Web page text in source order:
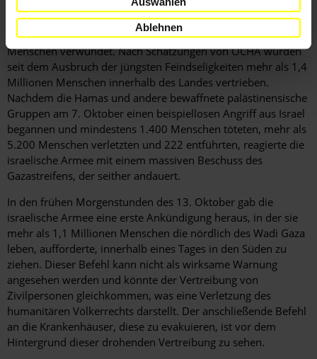
Ablehnen
während der israelischen Angriffe zwischen dem 7. und 22.
Oktober mehr als 4.650 Palästinenser*innen im Gazastreifen
getötet, darunter 1.873 Kinder, und mehr als 14.245
Menschen verwundet. Nach Schätzungen von OCHA wurden
seit dem Ausbruch der jüngsten Feindseligkeiten mehr als 1,4
Millionen Menschen innerhalb des Landes vertrieben.
Nachdem die Hamas und andere bewaffnete palästinensische
Gruppen am 7. Oktober einen beispiellosen Angriff aus Israel
begannen und mindestens 1.400 Menschen töteten, mehr als
5.200 Menschen verletzten und 222 entführten, reagierte die
israelische Armee mit einem massiven Beschuss des
Gazastreifens, der seither andauert.
In den frühen Morgenstunden des 13. Oktober gab die
israelische Armee eine erste Ankündigung heraus, in der sie
mehr als 1,1 Millionen Menschen die nördlich des Wadi Gaza
leben, aufforderte, innerhalb eines Tages in den Süden zu
ziehen. Dieser Befehl kann nicht als wirksame Warnung
angesehen werden und könnte der Vertreibung von
Zivilpersonen gleichkommen, was eine Verletzung des
humanitären Völkerrechts darstellt. Der anschließende Befehl
an die Krankenhäuser, diese zu evakuieren, ist vor dem
Hintergrund dieser drohenden Vertreibung zu sehen.